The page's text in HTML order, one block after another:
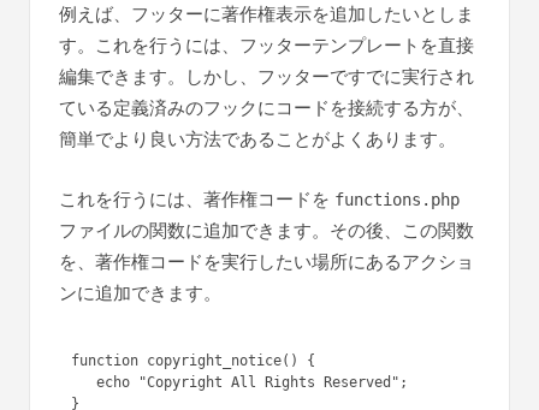
例えば、フッターに著作権表示を追加したいとしま
す。これを行うには、フッターテンプレートを直接
編集できます。しかし、フッターですでに実行され
ている定義済みのフックにコードを接続する方が、
簡単でより良い方法であることがよくあります。
これを行うには、著作権コードを functions.php
ファイルの関数に追加できます。その後、この関数
を、著作権コードを実行したい場所にあるアクショ
ンに追加できます。
function
copyright_notice() {